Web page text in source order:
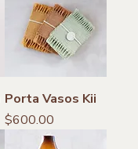
Porta Vasos Kii
Precio
$600.00